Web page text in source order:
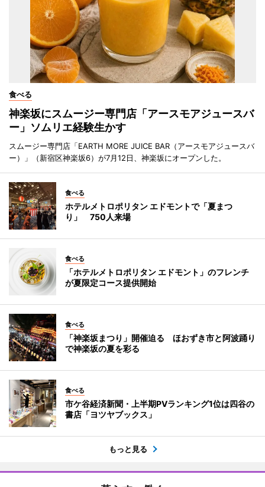
食べる
神楽坂にスムージー専門店「アースモアジュースバ
ー」ソムリエ経験生かす
スムージー専門店「EARTH MORE JUICE BAR（アースモアジュースバ
ー）」（新宿区神楽坂6）が7月12日、神楽坂にオープンした。
食べる
ホテルメトロポリタン エドモントで「夏まつ
り」 750人来場
食べる
「ホテルメトロポリタン エドモント」のフレンチ
が夏限定コース提供開始
食べる
「神楽坂まつり」開催迫る ほおずき市と阿波踊り
で神楽坂の夏を彩る
食べる
市ケ谷経済新聞・上半期PVランキング1位は四谷の
書店「ヨツヤブックス」
もっと見る